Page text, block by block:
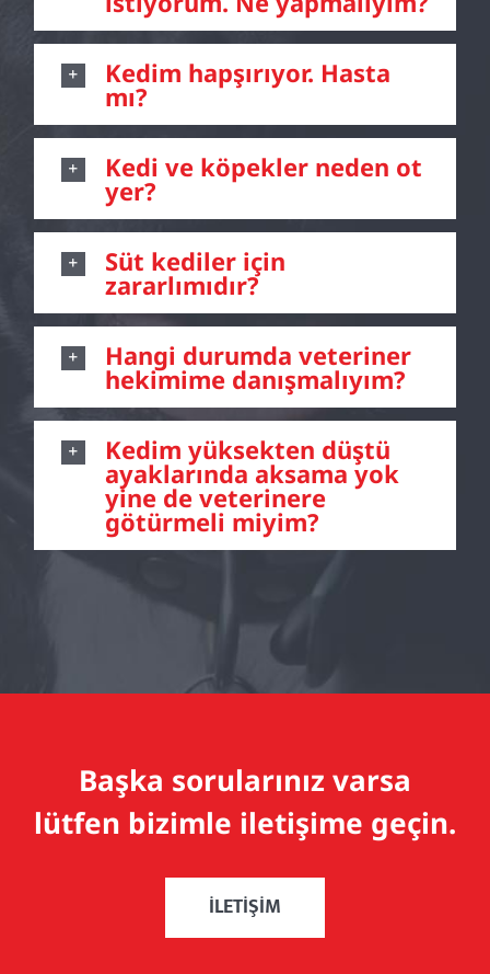
Kedim hapşırıyor. Hasta
mı?
Kedi ve köpekler neden ot
yer?
Süt kediler için
zararlımıdır?
Hangi durumda veteriner
hekimime danışmalıyım?
Kedim yüksekten düştü
ayaklarında aksama yok
yine de veterinere
götürmeli miyim?
Başka sorularınız varsa
lütfen bizimle iletişime geçin.
İLETIŞIM